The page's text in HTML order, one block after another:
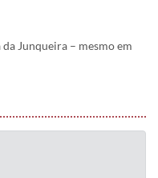
da Junqueira – mesmo em